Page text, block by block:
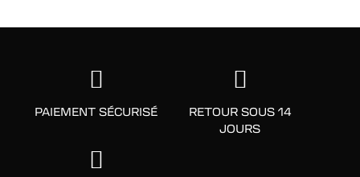
PAIEMENT SÉCURISÉ
RETOUR SOUS 14
JOURS